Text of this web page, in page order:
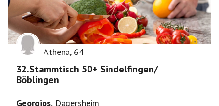
Athena, 64
32.Stammtisch 50+ Sindelfingen/
Böblingen
Georgios, Dagersheim